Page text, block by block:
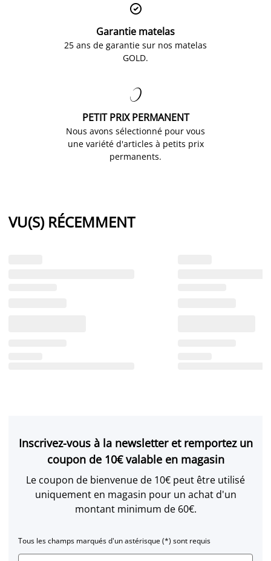

Garantie matelas
25 ans de garantie sur nos matelas
GOLD.

PETIT PRIX PERMANENT
Nous avons sélectionné pour vous
une variété d'articles à petits prix
permanents.
VU(S) RÉCEMMENT
Inscrivez-vous à la newsletter et remportez un
coupon de 10€ valable en magasin
Le coupon de bienvenue de 10€ peut être utilisé
uniquement en magasin pour un achat d'un
montant minimum de 60€.
Tous les champs marqués d'un astérisque (*) sont requis